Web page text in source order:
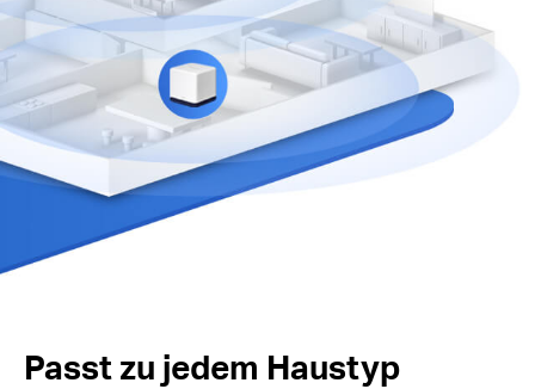
Passt zu jedem Haustyp